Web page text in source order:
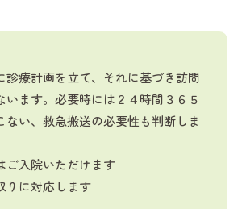
診療計画を立て、それに基づき訪問
います。必要時には２４時間３６５
ない、救急搬送の必要性も判断しま
ご入院いただけます
りに対応します